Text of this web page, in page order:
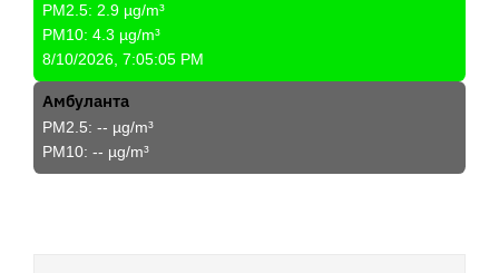
PM2.5: 2.9 µg/m³
PM10: 4.3 µg/m³
8/10/2026, 7:05:05 PM
Амбуланта
PM2.5: -- µg/m³
PM10: -- µg/m³